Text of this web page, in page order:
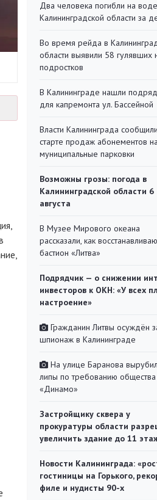
Два человека погибли на
Калининградской области за
Во время рейда в
области выявили 58 гулявших
подростков
В Калининграде нашли
для капремонта ул. Бассейной
Власти Калининграда
старте продаж абонементов на
муниципальные парковки
Возможны грозы: погода в
Калининградской области 6
августа
В Музее Мирового океана
рассказали, как
бастион «Литва»
Подрядчик — о снижении
инвесторов к ОКН: «У всех
настроение»
Гражданин Литвы осуждён
шпионаж в Калининграде
На улице Баранова
липы по требованию общества
«Динамо»
Застройщику сквера у
прокуратуры области
увеличить здание до 11
Новости Калининграда:
гостиницы на Горького,
филе и нудисты 90-х